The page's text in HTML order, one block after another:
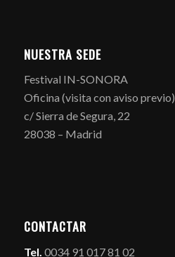
NUESTRA SEDE
Festival IN-SONORA
Oficina (visita con aviso previo)
c/ Sierra de Segura, 22
28038 – Madrid
CONTACTAR
Tel. 0034 91 017 81 02